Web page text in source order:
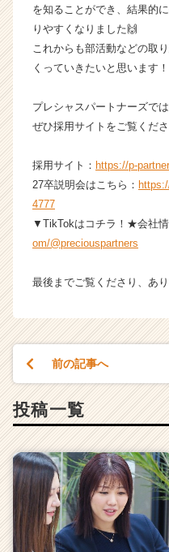
e
e
r）
を知ることができ、結果的
りやすくなりました🙌
これからも部活動などの取
くっていきたいと思います！
プレシャスパートナーズで
ぜひ採用サイトをご覧くだ
採用サイト： https://p-
27卒説明会はこちら：
4777
▼TikTokはコチラ！★会社
om/@preciouspartners
最後までご覧くださり、あ
前の記事へ
投稿一覧